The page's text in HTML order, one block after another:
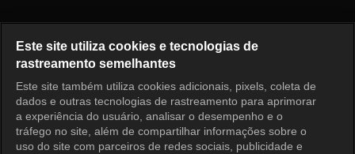
Entrar
Este site utiliza cookies e tecnologias de
rastreamento semelhantes
Este site também utiliza cookies adicionais, pixels, coleta de
dados e outras tecnologias de rastreamento para aprimorar
a experiência do usuário, analisar o desempenho e o
tráfego no site, além de compartilhar informações sobre o
uso do site com parceiros de redes sociais, publicidade e